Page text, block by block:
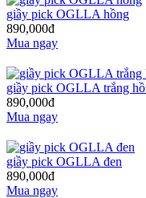
giầy pick OGLLA hồng
890,000đ
Mua ngay
giầy pick OGLLA trắng
890,000đ
Mua ngay
giầy pick OGLLA đen
890,000đ
Mua ngay